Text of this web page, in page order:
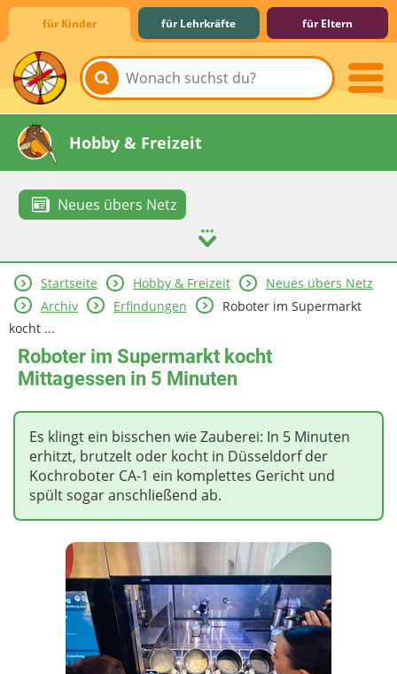
für Kinder für Lehrkräfte für Eltern
Lernen & Schule
Hobby & Freizeit
Neues übers Netz
Spiel & Spaß
Mitreden & Mitmachen
Startseite Hobby & Freizeit
Neues übers Netz
Archiv
Erfindungen
Roboter im Supermarkt
kocht ...
Roboter im Supermarkt kocht
Mittagessen in 5 Minuten
Es klingt ein bisschen wie Zauberei: In 5 Minuten
erhitzt, brutzelt oder kocht in Düsseldorf der
Kochroboter CA-1 ein komplettes Gericht und
spült sogar anschließend ab.